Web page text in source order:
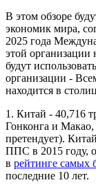
В этом обзоре
экономик мира,
2025 года
этой организации
будут
организации -
находится в
1. Китай - 40,716
Гонконга и
претендует).
ППС в 2015 году,
в рейтинге самых
последние 10 лет.